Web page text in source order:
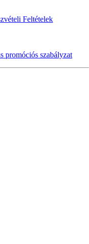
Feltételek
promóciós szabályzat